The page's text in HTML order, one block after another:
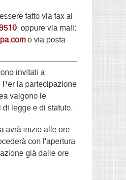
fatto via fax al
oppure via mail:
o via posta
invitati a
Per la partecipazione
valgono le
legge e di statuto.
avrà inizio alle ore
con l'apertura
già dalle ore